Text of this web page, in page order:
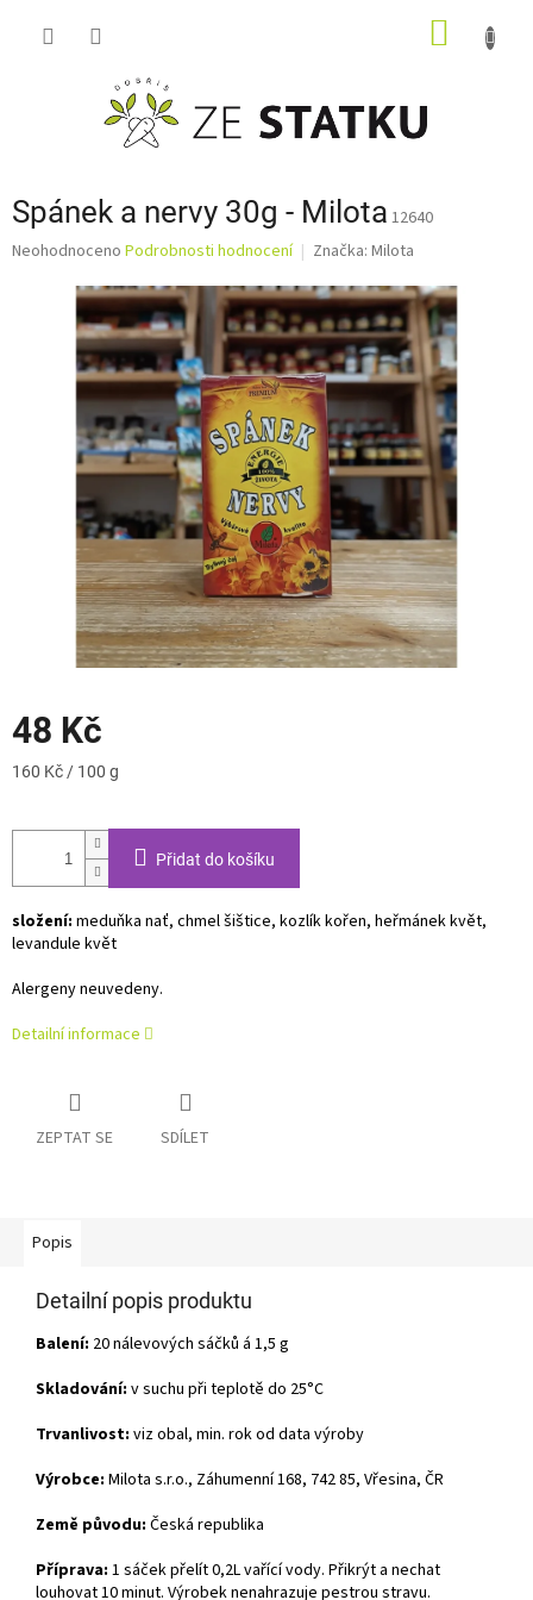
Spánek a nervy 30g - Milota 12640
Průměrné
produktu
hvězdiček.
Neohodnoceno Podrobnosti hodnocení Značka: Milota
48 Kč
Měrná
160 Kč / 100 g
Přidat do košíku
složení: meduňka nať, chmel šištice, kozlík kořen, heřmánek květ,
levandule květ
Alergeny neuvedeny.
Detailní informace
ZEPTAT SE SDÍLET
Popis
Detailní popis produktu
Balení: 20 nálevových sáčků á 1,5 g
Skladování: v suchu při teplotě do 25°C
Trvanlivost: viz obal, min. rok od data výroby
Výrobce: Milota s.r.o., Záhumenní 168, 742 85, Vřesina, ČR
Země původu: Česká republika
Příprava: 1 sáček přelít 0,2L vařící vody. Přikrýt a nechat
louhovat 10 minut. Výrobek nenahrazuje pestrou stravu.